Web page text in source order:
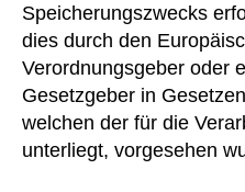
Speicherungszwecks
dies durch den
Verordnungsgeber oder
Gesetzgeber in
welchen der für die
unterliegt, vorgesehen